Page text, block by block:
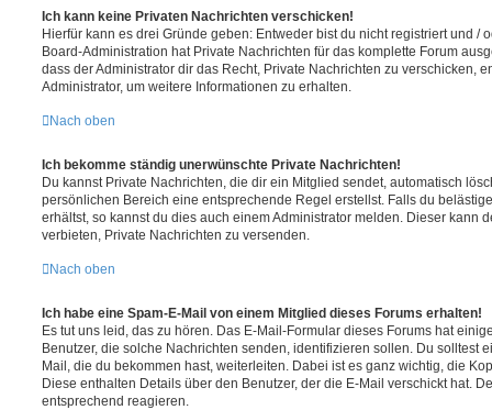
Ich kann keine Privaten Nachrichten verschicken!
Hierfür kann es drei Gründe geben: Entweder bist du nicht registriert und /
Board-Administration hat Private Nachrichten für das komplette Forum
dass der Administrator dir das Recht, Private Nachrichten zu verschicken,
Administrator, um weitere Informationen zu erhalten.
Nach oben
Ich bekomme ständig unerwünschte Private Nachrichten!
Du kannst Private Nachrichten, die dir ein Mitglied sendet, automatisch
persönlichen Bereich eine entsprechende Regel erstellst. Falls du
erhältst, so kannst du dies auch einem Administrator melden. Dieser kann
verbieten, Private Nachrichten zu versenden.
Nach oben
Ich habe eine Spam-E-Mail von einem Mitglied dieses Forums erhalten!
Es tut uns leid, das zu hören. Das E-Mail-Formular dieses Forums hat
Benutzer, die solche Nachrichten senden, identifizieren sollen. Du solltest
Mail, die du bekommen hast, weiterleiten. Dabei ist es ganz wichtig, die
Diese enthalten Details über den Benutzer, der die E-Mail verschickt hat.
entsprechend reagieren.